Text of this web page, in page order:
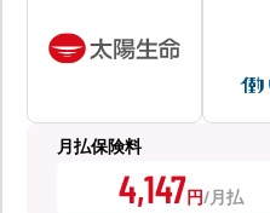
月払保険料
4,147円